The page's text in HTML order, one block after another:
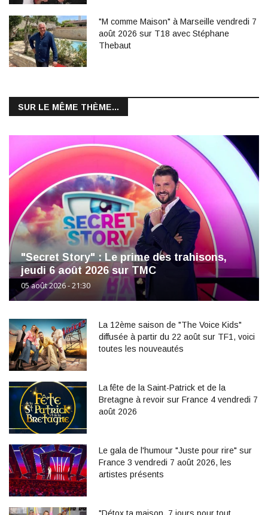
"M comme Maison" à Marseille vendredi 7
août 2026 sur T18 avec Stéphane
Thebaut
SUR LE MÊME THÈME...
"Secret Story" : Le prime des trahisons,
jeudi 6 août 2026 sur TMC
05 août 2026 - 21:30
La 12ème saison de "The Voice Kids"
diffusée à partir du 22 août sur TF1, voici
toutes les nouveautés
La fête de la Saint-Patrick et de la
Bretagne à revoir sur France 4 vendredi 7
août 2026
Le gala de l'humour "Juste pour rire" sur
France 3 vendredi 7 août 2026, les
artistes présents